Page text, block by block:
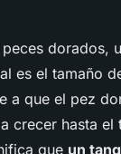
dorados,
es el tamaño
a que el pez
crecer hasta el
que un